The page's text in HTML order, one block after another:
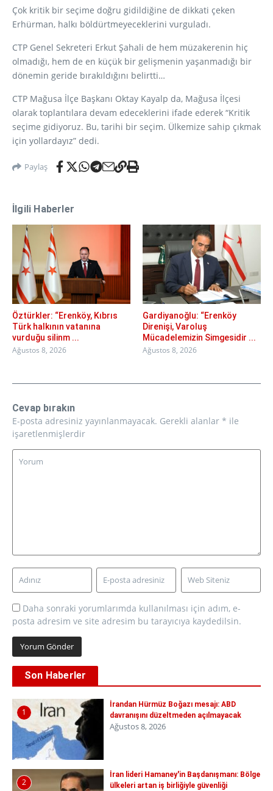
Çok kritik bir seçime doğru gidildiğine de dikkati çeken
Erhürman, halkı böldürtmeyeceklerini vurguladı.
CTP Genel Sekreteri Erkut Şahali de hem müzakerenin hiç
olmadığı, hem de en küçük bir gelişmenin yaşanmadığı bir
dönemin geride bırakıldığını belirtti…
CTP Mağusa İlçe Başkanı Oktay Kayalp da, Mağusa İlçesi
olarak toplantılara devam edeceklerini ifade ederek “Kritik
seçime gidiyoruz. Bu, tarihi bir seçim. Ülkemize sahip çıkmak
için yollardayız” dedi.
Paylaş
İlgili Haberler
Öztürkler: “Erenköy, Kıbrıs
Türk halkının vatanına
vurduğu silinm ...
Ağustos 8, 2026
Gardiyanoğlu: “Erenköy
Direnişi, Varoluş
Mücadelemizin Simgesidir ...
Ağustos 8, 2026
Cevap bırakın
E-posta adresiniz yayınlanmayacak. Gerekli alanlar * ile
işaretlenmişlerdir
Daha sonraki yorumlarımda kullanılması için adım, e-
posta adresim ve site adresim bu tarayıcıya kaydedilsin.
Son Haberler
1
İrandan Hürmüz Boğazı mesajı: ABD
davranışını düzeltmeden açılmayacak
Ağustos 8, 2026
2
İran lideri Hamaney'in Başdanışmanı: Bölge
ülkeleri artan iş birliğiyle güvenliği